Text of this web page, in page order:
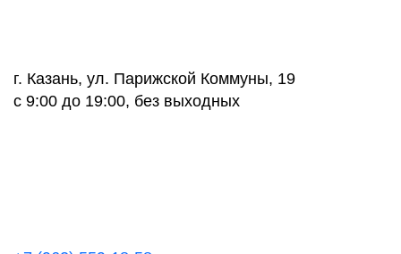
г. Казань, ул. Парижской Коммуны, 19
с 9:00 до 19:00, без выходных